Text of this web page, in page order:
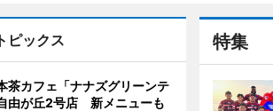
特集
ピックス
茶カフェ「ナナズグリーンテ
由が丘2号店 新メニューも